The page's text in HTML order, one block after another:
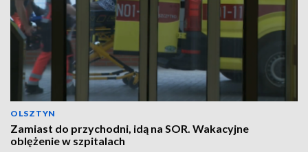
OLSZTYN
Zamiast do przychodni, idą na SOR. Wakacyjne
oblężenie w szpitalach